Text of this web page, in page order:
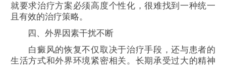
就要求治疗方案必须高度个性化，很难找到一种统一
且有效的治疗策略。
四、外界因素干扰不断
白癜风的恢复不仅取决于治疗手段，还与患者的
生活方式和外界环境紧密相关。长期承受过大的精神